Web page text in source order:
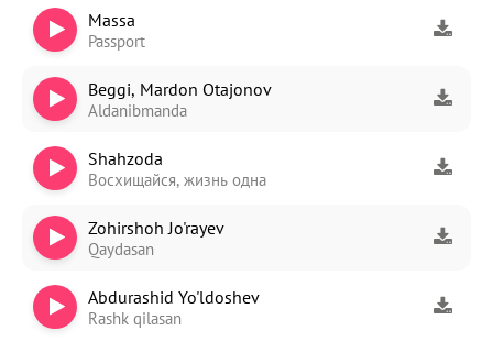
Massa
Passport
Beggi, Mardon Otajonov
Aldanibmanda
Shahzoda
Восхищайся, жизнь одна
Zohirshoh Jo'rayev
Qaydasan
Abdurashid Yo'ldoshev
Rashk qilasan